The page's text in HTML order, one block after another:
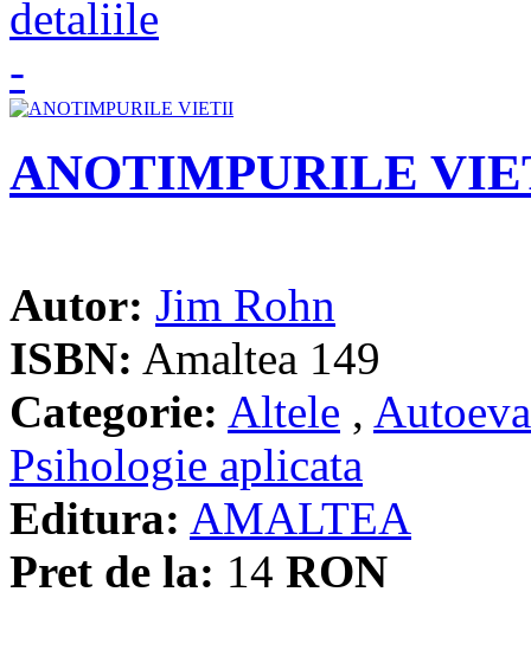
ANOTIMPURILE
Autor: Jim Rohn
ISBN: Amaltea 149
Categorie: Altele ,
Psihologie aplicata
Editura: AMALTEA
Pret de la: 14 RON